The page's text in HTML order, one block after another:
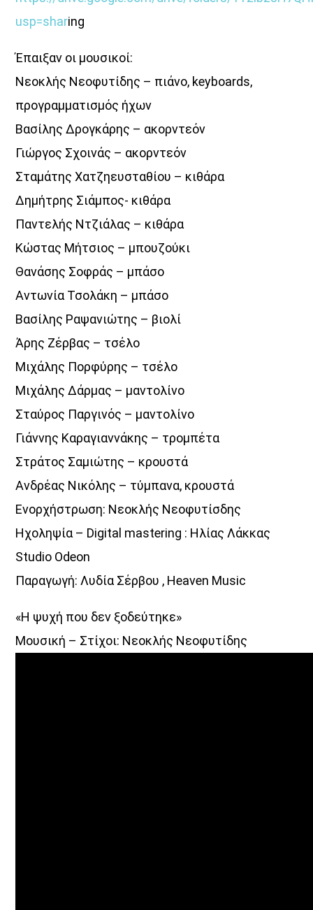
usp=sharing
Έπαιξαν οι μουσικοί:
Νεοκλής Νεοφυτίδης – πιάνο, keyboards,
προγραμματισμός ήχων
Βασίλης Δρογκάρης – ακορντεόν
Γιώργος Σχοινάς – ακορντεόν
Σταμάτης Χατζηευσταθίου – κιθάρα
Δημήτρης Σιάμπος- κιθάρα
Παντελής Ντζιάλας – κιθάρα
Κώστας Μήτσιος – μπουζούκι
Θανάσης Σοφράς – μπάσο
Αντωνία Τσολάκη – μπάσο
Βασίλης Ραψανιώτης – βιολί
Άρης Ζέρβας – τσέλο
Μιχάλης Πορφύρης – τσέλο
Μιχάλης Δάρμας – μαντολίνο
Σταύρος Παργινός – μαντολίνο
Γιάννης Καραγιαννάκης – τρομπέτα
Στράτος Σαμιώτης – κρουστά
Ανδρέας Νικόλης – τύμπανα, κρουστά
Ενορχήστρωση: Νεοκλής Νεοφυτίσδης
Ηχοληψία – Digital mastering : Ηλίας Λάκκας
Studio Odeon
Παραγωγή: Λυδία Σέρβου , Heaven Music
«Η ψυχή που δεν ξοδεύτηκε»
Μουσική – Στίχοι: Νεοκλής Νεοφυτίδης